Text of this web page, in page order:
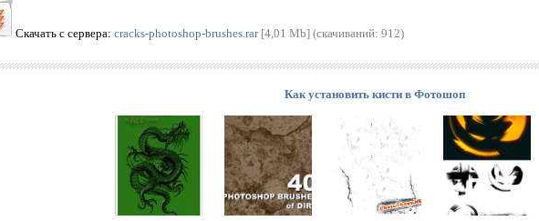
Скачать с сервера:cracks-photoshop-brushes.rar[4,01 Mb] (cкачиваний: 912)
Как установить кисти в Фотошоп